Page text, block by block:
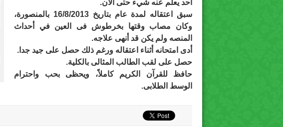
أحد يعلم عنه شيء حتى الآن.
سبق اعتقاله لمدة عام بتاريخ 16/8/2013 بالمنصورة،
وكان مصاب وقتها بخرطوش فى العين في أحداث
المنصه ولم يكن قد أنهى علاجه.
أدى امتحانه أثناء اعتقاله ورغم ذلك حصل على جيد جدا.
حصل على لقب الطالب المثالى بالكلية.
حافظ للقرآن الكريم كاملاً، ويحظى بحب واحترام
الوسط الطلابى.